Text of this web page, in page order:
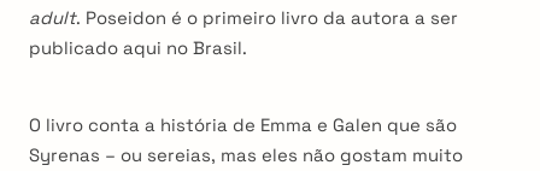
adult. Poseidon é o primeiro livro da autora a ser
publicado aqui no Brasil.
O livro conta a história de Emma e Galen que são
Syrenas – ou sereias, mas eles não gostam muito